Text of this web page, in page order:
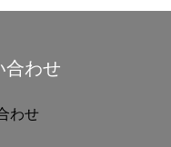
合わせ
わせ